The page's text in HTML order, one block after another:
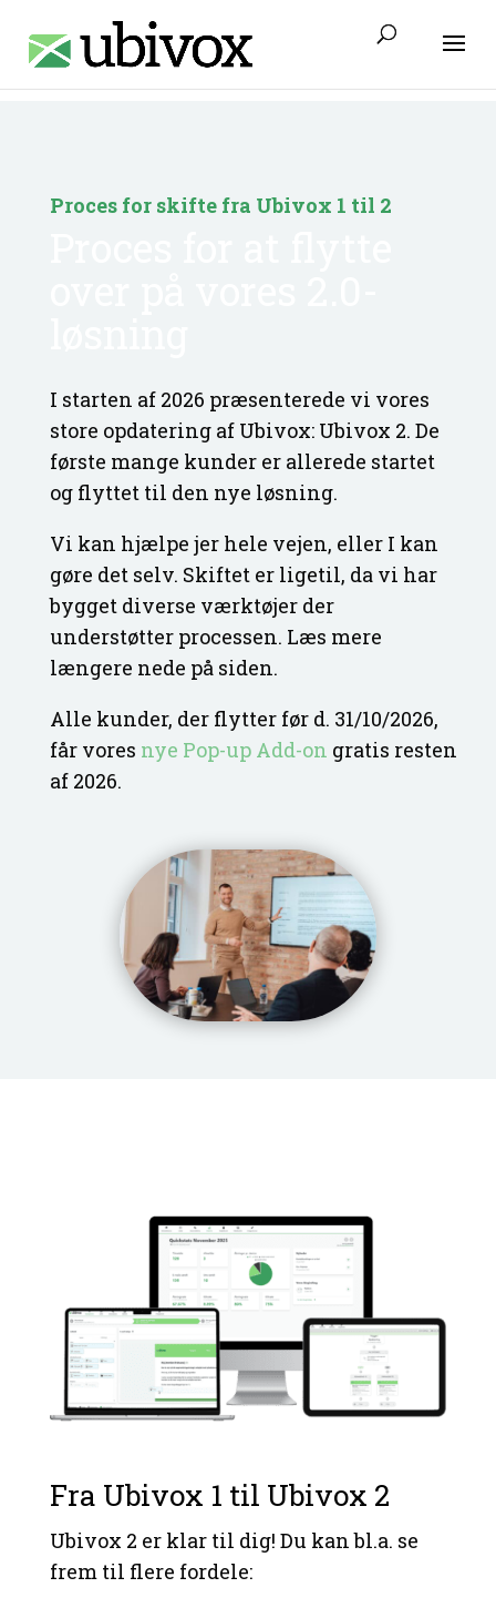
Proces for skifte fra Ubivox 1 til 2
I starten af 2026 præsenterede vi vores
store opdatering af Ubivox: Ubivox 2. De
første mange kunder er allerede startet
og flyttet til den nye løsning.
Vi kan hjælpe jer hele vejen, eller I kan
gøre det selv. Skiftet er ligetil, da vi har
bygget diverse værktøjer der
understøtter processen. Læs mere
længere nede på siden.
Alle kunder, der flytter før d. 31/10/2026,
får vores nye Pop-up Add-on gratis resten
af 2026.
Fra Ubivox 1 til Ubivox 2
Ubivox 2 er klar til dig! Du kan bl.a. se
frem til flere fordele: